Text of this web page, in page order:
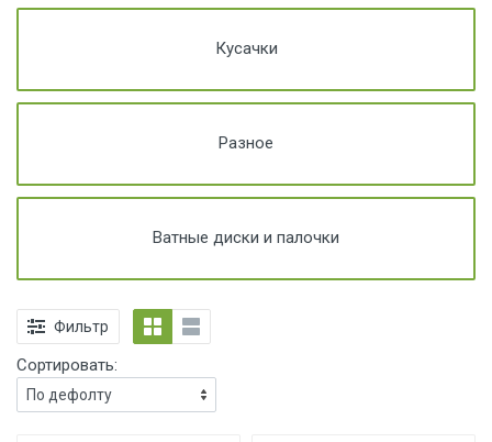
Кусачки
Разное
Ватные диски и палочки
Фильтр
Сортировать: